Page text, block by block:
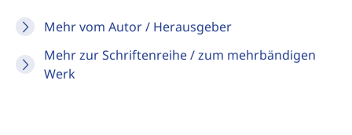
Mehr vom Autor / Herausgeber
Mehr zur Schriftenreihe / zum mehrbändigen
Werk